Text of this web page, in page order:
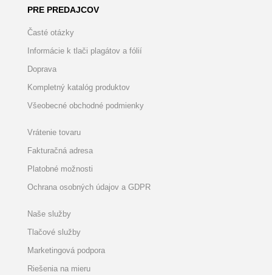
PRE PREDAJCOV
Časté otázky
Informácie k tlači plagátov a fólií
Doprava
Kompletný katalóg produktov
Všeobecné obchodné podmienky
Vrátenie tovaru
Fakturačná adresa
Platobné možnosti
Ochrana osobných údajov a GDPR
Naše služby
Tlačové služby
Marketingová podpora
Riešenia na mieru